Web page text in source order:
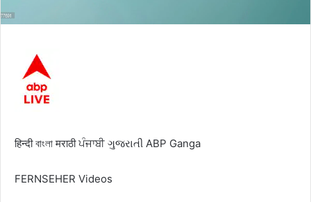
हिन्दीবাংলাमराठीਪੰਜਾਬੀ ગુજરાતી ABP Ganga
FERNSEHER Videos